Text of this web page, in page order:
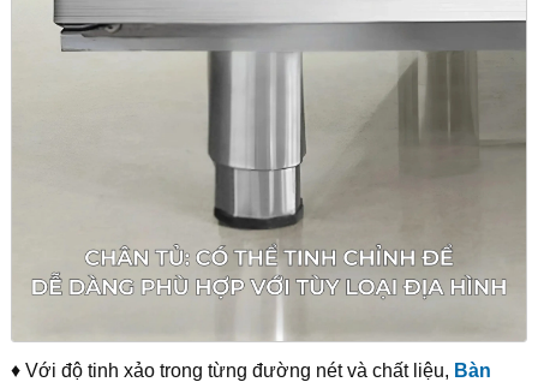
♦ Với độ tinh xảo trong từng đường nét và chất liệu, Bàn